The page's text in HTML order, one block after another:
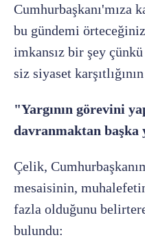
Cumhurbaşkanı'mıza
bu gündemi
imkansız bir şey
siz siyaset
"Yargının görevini
davranmaktan
Çelik,
mesaisinin,
fazla olduğunu
bulundu: